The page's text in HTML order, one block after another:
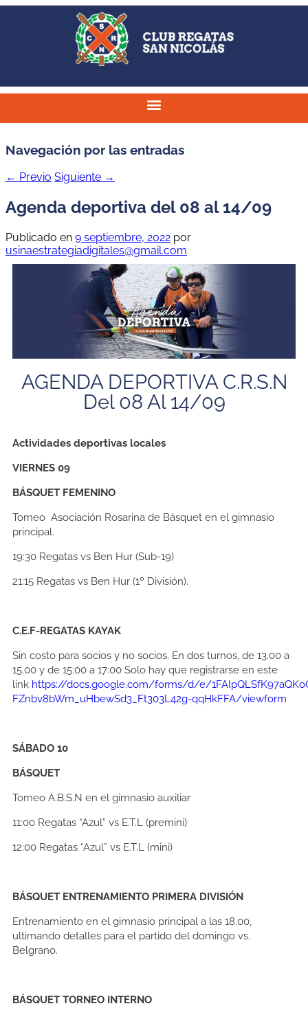
Navegación por las entradas
← Previo Siguiente →
Agenda deportiva del 08 al 14/09
Publicado en 9 septiembre, 2022 por
usinaestrategiadigitales@gmail.com
AGENDA DEPORTIVA C.R.S.N
Del 08 Al 14/09
Actividades deportivas locales
VIERNES 09
BÁSQUET FEMENINO
Torneo Asociación Rosarina de Básquet en el gimnasio
principal.
19:30 Regatas vs Ben Hur (Sub-19)
21:15 Regatas vs Ben Hur (1º División).
C.E.F-REGATAS KAYAK
Sin costo para socios y no socios. En dos turnos, de 13.00 a
15.00 y de 15:00 a 17:00 Solo hay que registrarse en este
link https://docs.google.com/forms/d/e/
FZnbv8bWm_uHbewSd3_Ft303L42g-qqHkFFA/viewform
SÁBADO 10
BÁSQUET
Torneo A.B.S.N en el gimnasio auxiliar
11:00 Regatas “Azul” vs E.T.L (premini)
12:00 Regatas “Azul” vs E.T.L (mini)
BÁSQUET ENTRENAMIENTO PRIMERA DIVISIÓN
Entrenamiento en el gimnasio principal a las 18.00,
ultimando detalles para el partido del domingo vs.
Belgrano.
BÁSQUET TORNEO INTERNO